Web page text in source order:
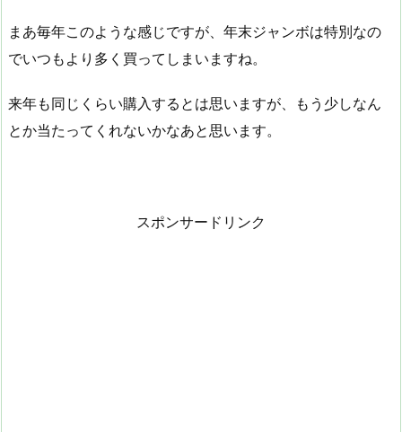
まあ毎年このような感じですが、年末ジャンボは特別なの
でいつもより多く買ってしまいますね。
来年も同じくらい購入するとは思いますが、もう少しなん
とか当たってくれないかなあと思います。
スポンサードリンク